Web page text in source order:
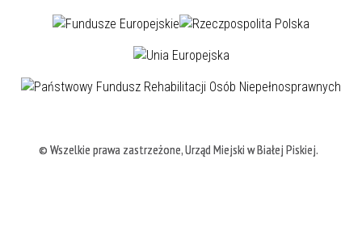
© Wszelkie prawa zastrzeżone, Urząd Miejski w Białej Piskiej.